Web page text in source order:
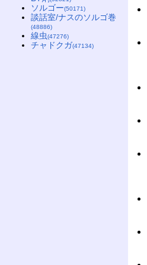
ソルゴー(50171)
談話室/ナスのソルゴ巻
(48886)
線虫(47276)
チャドクガ(47134)